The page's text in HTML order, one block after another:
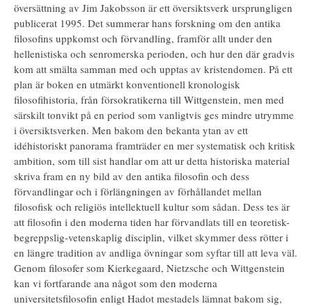
översättning av Jim Jakobsson är ett översiktsverk ursprungligen
publicerat 1995. Det summerar hans forskning om den antika
filosofins uppkomst och förvandling, framför allt under den
hellenistiska och senromerska perioden, och hur den där gradvis
kom att smälta samman med och upptas av kristendomen. På ett
plan är boken en utmärkt konventionell kronologisk
filosofihistoria, från försokratikerna till Wittgenstein, men med
särskilt tonvikt på en period som vanligtvis ges mindre utrymme
i översiktsverken. Men bakom den bekanta ytan av ett
idéhistoriskt panorama framträder en mer systematisk och kritisk
ambition, som till sist handlar om att ur detta historiska material
skriva fram en ny bild av den antika filosofin och dess
förvandlingar och i förlängningen av förhållandet mellan
filosofisk och religiös intellektuell kultur som sådan. Dess tes är
att filosofin i den moderna tiden har förvandlats till en teoretisk-
begreppslig-vetenskaplig disciplin, vilket skymmer dess rötter i
en längre tradition av andliga övningar som syftar till att leva väl.
Genom filosofer som Kierkegaard, Nietzsche och Wittgenstein
kan vi fortfarande ana något som den moderna
universitetsfilosofin enligt Hadot mestadels lämnat bakom sig,